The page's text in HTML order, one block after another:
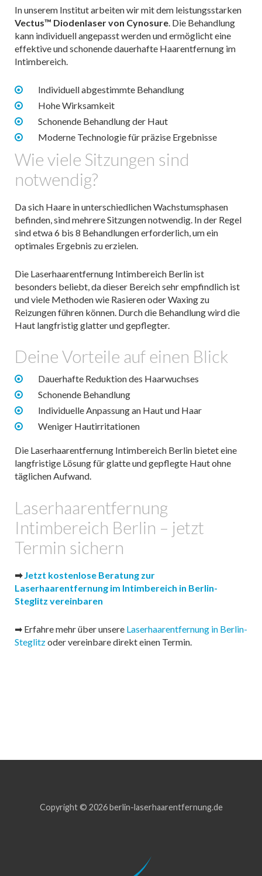
In unserem Institut arbeiten wir mit dem leistungsstarken
Vectus™ Diodenlaser von Cynosure. Die Behandlung
kann individuell angepasst werden und ermöglicht eine
effektive und schonende dauerhafte Haarentfernung im
Intimbereich.
Individuell abgestimmte Behandlung
Hohe Wirksamkeit
Schonende Behandlung der Haut
Moderne Technologie für präzise Ergebnisse
Wie viele Sitzungen sind
notwendig?
Da sich Haare in unterschiedlichen Wachstumsphasen
befinden, sind mehrere Sitzungen notwendig. In der Regel
sind etwa 6 bis 8 Behandlungen erforderlich, um ein
optimales Ergebnis zu erzielen.
Die Laserhaarentfernung Intimbereich Berlin ist
besonders beliebt, da dieser Bereich sehr empfindlich ist
und viele Methoden wie Rasieren oder Waxing zu
Reizungen führen können. Durch die Behandlung wird die
Haut langfristig glatter und gepflegter.
Deine Vorteile auf einen Blick
Dauerhafte Reduktion des Haarwuchses
Schonende Behandlung
Individuelle Anpassung an Haut und Haar
Weniger Hautirritationen
Die Laserhaarentfernung Intimbereich Berlin bietet eine
langfristige Lösung für glatte und gepflegte Haut ohne
täglichen Aufwand.
Laserhaarentfernung
Intimbereich Berlin – jetzt
Termin sichern
➡Jetzt kostenlose Beratung zur
Laserhaarentfernung im Intimbereich in Berlin-
Steglitz vereinbaren
➡ Erfahre mehr über unsere Laserhaarentfernung in Berlin-
Steglitzoder vereinbare direkt einen Termin.
Copyright © 2026 berlin-laserhaarentfernung.de